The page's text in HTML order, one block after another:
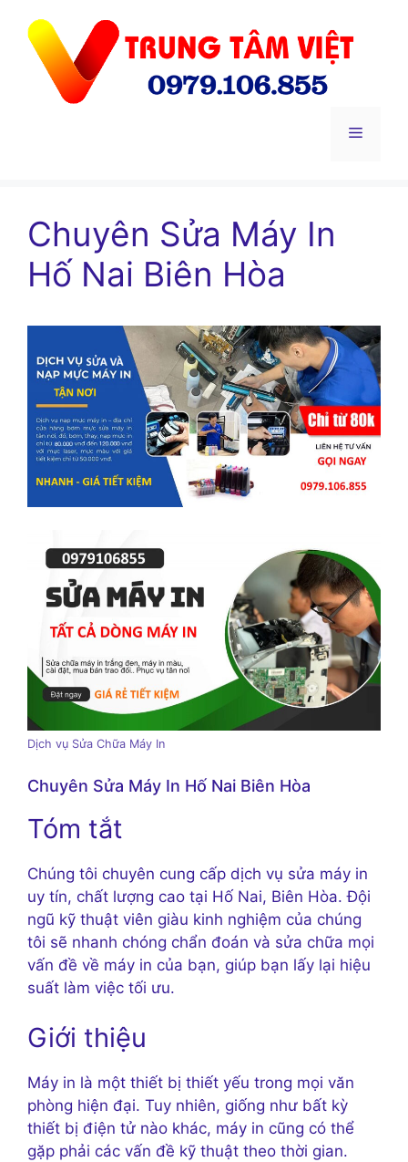
Menu
Chuyên Sửa Máy In
Hố Nai Biên Hòa
Dịch vụ Sửa Chữa Máy In
Chuyên Sửa Máy In Hố Nai Biên Hòa
Tóm tắt
Chúng tôi chuyên cung cấp dịch vụ sửa máy in
uy tín, chất lượng cao tại Hố Nai, Biên Hòa. Đội
ngũ kỹ thuật viên giàu kinh nghiệm của chúng
tôi sẽ nhanh chóng chẩn đoán và sửa chữa mọi
vấn đề về máy in của bạn, giúp bạn lấy lại hiệu
suất làm việc tối ưu.
Giới thiệu
Máy in là một thiết bị thiết yếu trong mọi văn
phòng hiện đại. Tuy nhiên, giống như bất kỳ
thiết bị điện tử nào khác, máy in cũng có thể
gặp phải các vấn đề kỹ thuật theo thời gian.